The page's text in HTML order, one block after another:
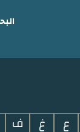
ع غ ف